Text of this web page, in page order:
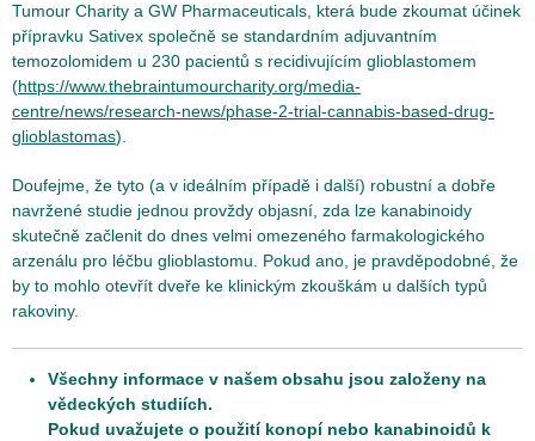
Tumour Charity a GW Pharmaceuticals, která bude zkoumat účinek
přípravku Sativex společně se standardním adjuvantním
temozolomidem u 230 pacientů s recidivujícím glioblastomem
(https://www.thebraintumourcharity.org/media-
centre/news/research-news/phase-2-trial-cannabis-based-drug-
glioblastomas).
Doufejme, že tyto (a v ideálním případě i další) robustní a dobře
navržené studie jednou provždy objasní, zda lze kanabinoidy
skutečně začlenit do dnes velmi omezeného farmakologického
arzenálu pro léčbu glioblastomu. Pokud ano, je pravděpodobné, že
by to mohlo otevřít dveře ke klinickým zkouškám u dalších typů
rakoviny.
Všechny informace v našem obsahu jsou založeny na
vědeckých studiích.
Pokud uvažujete o použití konopí nebo kanabinoidů k